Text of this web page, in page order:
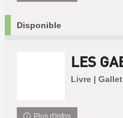
Disponible
LES
Livre |
Plus d'infos